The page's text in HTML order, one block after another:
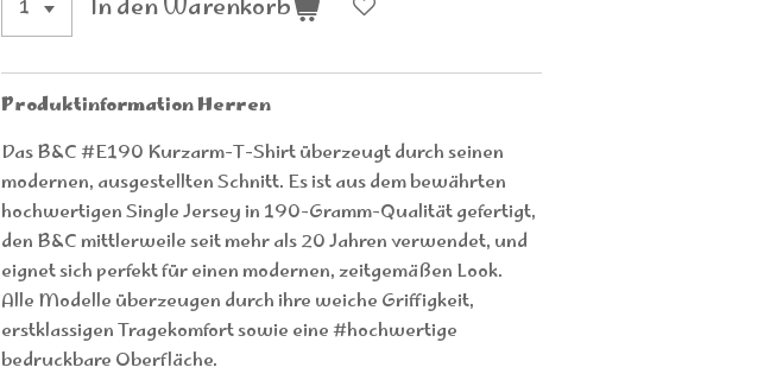
In den Warenkorb
Produktinformation Herren
Das B&C #E190 Kurzarm-T-Shirt überzeugt durch seinen
modernen, ausgestellten Schnitt. Es ist aus dem bewährten
hochwertigen Single Jersey in 190-Gramm-Qualität gefertigt,
den B&C mittlerweile seit mehr als 20 Jahren verwendet, und
eignet sich perfekt für einen modernen, zeitgemäßen Look.
Alle Modelle überzeugen durch ihre weiche Griffigkeit,
erstklassigen Tragekomfort sowie eine #hochwertige
bedruckbare Oberfläche.